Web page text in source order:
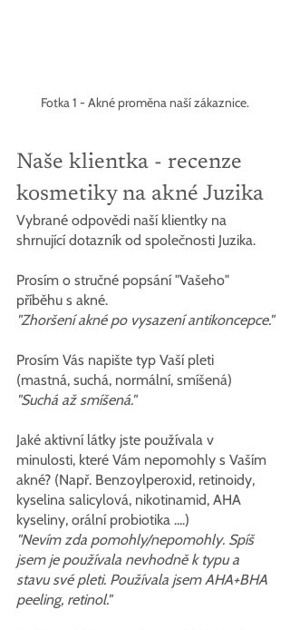
Fotka 1 - Akné proměna naší zákaznice.
Naše klientka - recenze
kosmetiky na akné Juzika
Vybrané odpovědi naší klientky na
shrnující dotazník od společnosti Juzika.
Prosím o stručné popsání "Vašeho"
příběhu s akné.
"Zhoršení akné po vysazení antikoncepce."
Prosím Vás napište typ Vaší pleti
(mastná, suchá, normální, smíšená)
"Suchá až smíšená."
Jaké aktivní látky jste používala v
minulosti, které Vám nepomohly s Vaším
akné? (Např. Benzoylperoxid, retinoidy,
kyselina salicylová, nikotinamid, AHA
kyseliny, orální probiotika ....)
"Nevím zda pomohly/nepomohly. Spíš
jsem je používala nevhodně k typu a
stavu své pleti. Používala jsem AHA+BHA
peeling, retinol."